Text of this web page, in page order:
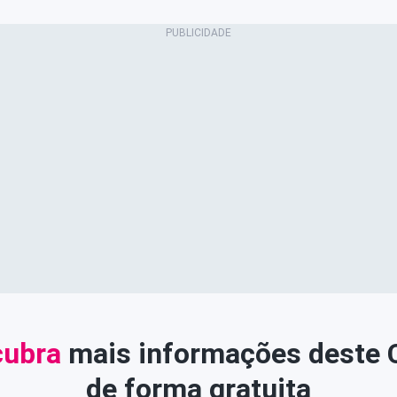
mais informações deste
de forma gratuita